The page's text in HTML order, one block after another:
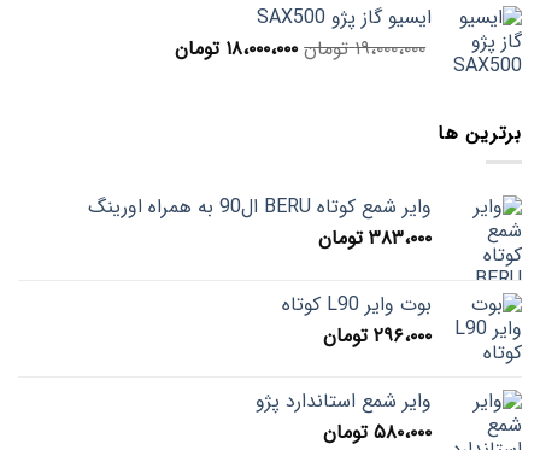
بود.
ایسیو گاز پژو SAX500
۱۹،۰۰۰،۰۰۰ تومان قیمت
۱۸،۰۰۰،۰۰۰ تومانقیمت
برترین ها
وایر شمع کوتاه BERU ال90 به همراه اورینگ
۳۸۳،۰۰۰ تومان
بوت وایر L90 کوتاه
۲۹۶،۰۰۰ تومان
وایر شمع استاندارد پژو
۵۸۰،۰۰۰ تومان